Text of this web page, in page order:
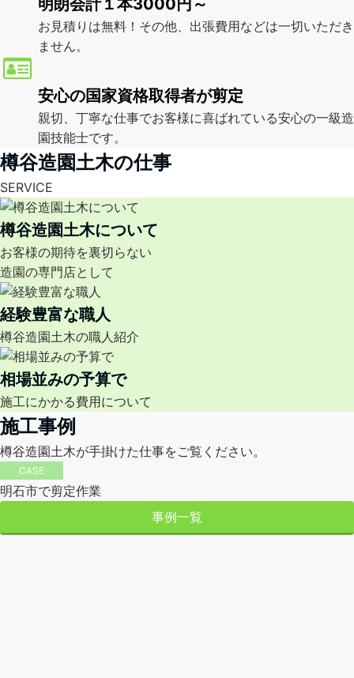
明朗会計１本3000円～
お見積りは無料！その他、出張費用などは一切いただき
ません。
安心の国家資格取得者が剪定
親切、丁寧な仕事でお客様に喜ばれている安心の一級造
園技能士です。
樽谷造園土木の仕事
SERVICE
樽谷造園土木について
お客様の期待を裏切らない
造園の専門店として
経験豊富な職人
樽谷造園土木の職人紹介
相場並みの予算で
施工にかかる費用について
施工事例
樽谷造園土木が手掛けた仕事をご覧ください。
CASE
明石市で剪定作業
事例一覧